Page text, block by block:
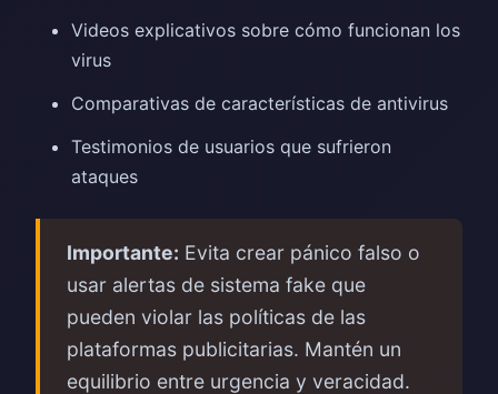
Videos explicativos sobre cómo funcionan los
virus
Comparativas de características de antivirus
Testimonios de usuarios que sufrieron
ataques
Importante: Evita crear pánico falso o
usar alertas de sistema fake que
pueden violar las políticas de las
plataformas publicitarias. Mantén un
equilibrio entre urgencia y veracidad.